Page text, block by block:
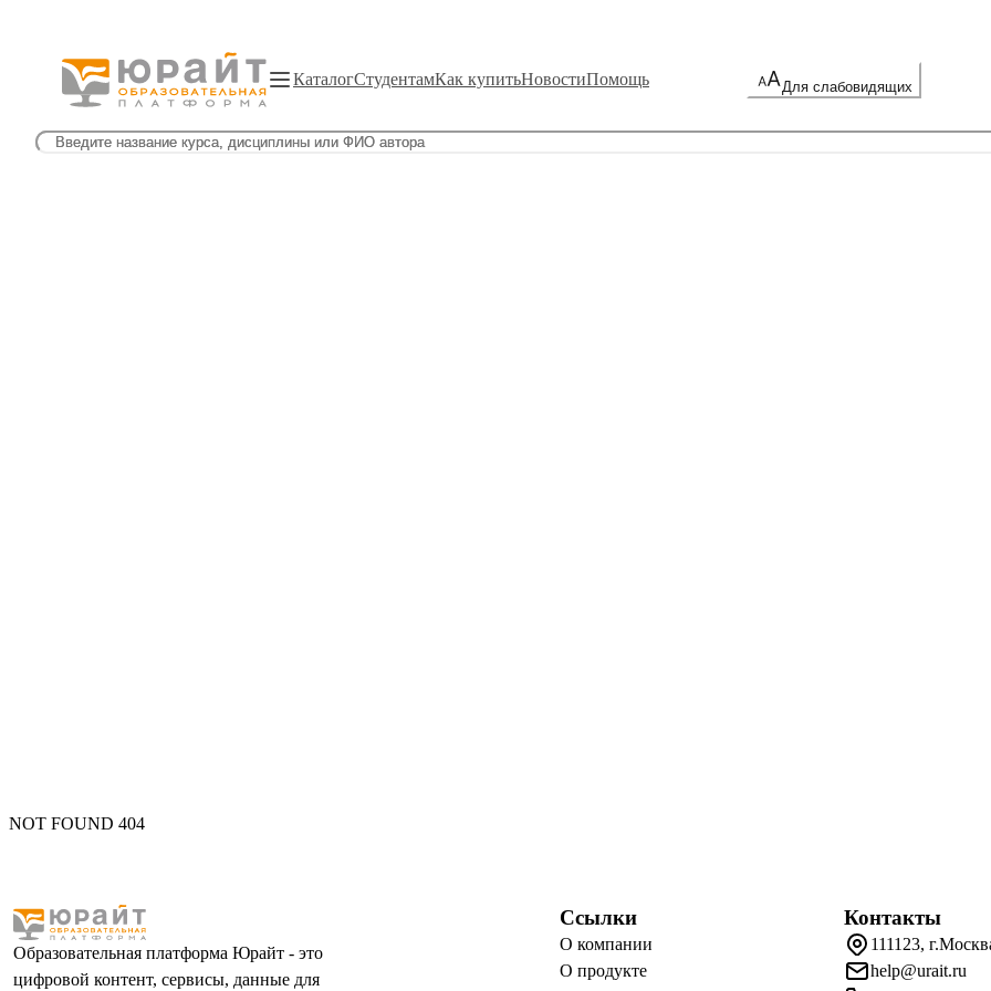
КаталогСтудентамКак купитьНовостиПомощь Для слабовидящих
NOT FOUND 404
Образовательная платформа Юрайт - это
цифровой контент, сервисы, данные для
Ссылки
О компании
О продукте
Контакты
111123,
help@urait.ru